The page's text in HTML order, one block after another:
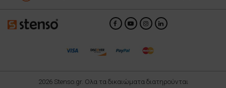
2026 Stenso.gr. Ολα τα δικαιώματα διατηρούνται